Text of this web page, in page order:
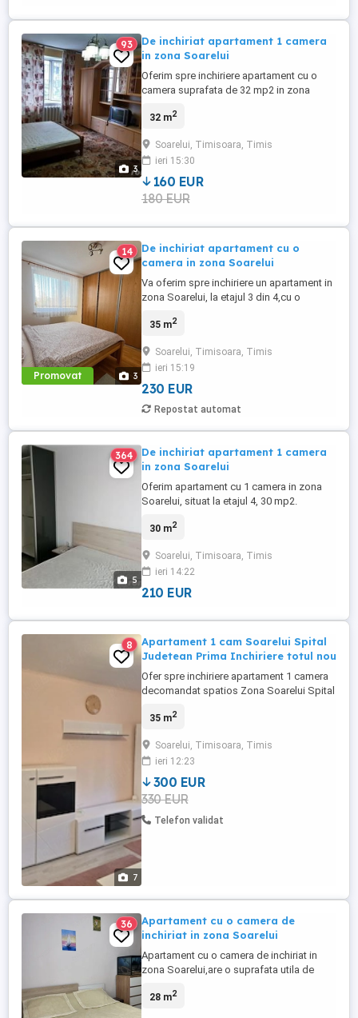
3
93
De inchiriat apartament 1 camera
in zona Soarelui
Oferim spre inchiriere apartament cu o
camera suprafata de 32 mp2 in zona
mijloace de transport in comun ,in bloc
utilat, cheltuieli de intretinere mici.
32 m2
Soarelui, Timisoara, Timis
ieri 15:30
160 EUR
180 EUR
Promovat 3
14
De inchiriat apartament cu o
camera in zona Soarelui
Va oferim spre inchiriere un apartament in
zona Soarelui, la etajul 3 din 4,cu o
foarte aprope de mijloacele de transport
o studenta. Pentru mai multe detalii va rog
sa ma contactati la nr de tel din anunt!
35 m2
Soarelui, Timisoara, Timis
ieri 15:19
230 EUR
Repostat automat
5
364
De inchiriat apartament 1 camera
in zona Soarelui
Oferim apartament cu 1 camera in zona
Soarelui, situat la etajul 4, 30 mp2.
este frumos amenajat si bine pozitionat
si cu acces facil la mijloace de transport.
Disponibil imediat.
30 m2
Soarelui, Timisoara, Timis
ieri 14:22
210 EUR
7
8
Apartament 1 cam Soarelui Spital
Judetean Prima Inchiriere totul nou
Ofer spre inchiriere apartament 1 camera
decomandat spatios Zona Soarelui Spital
Tineretului MecDonald's Complex
market total amenajat cu parchet faianta
gresie termopane Bloc Izolat Cheltuielii
micii Complet Mobilat Utilat ...
35 m2
Soarelui, Timisoara, Timis
ieri 12:23
300 EUR
330 EUR
Telefon validat
36
Apartament cu o camera de
inchiriat in zona Soarelui
Apartament cu o camera de inchiriat in
zona Soarelui,are o suprafata utila de
bine organizat, cu acces rapid spre
28 m2